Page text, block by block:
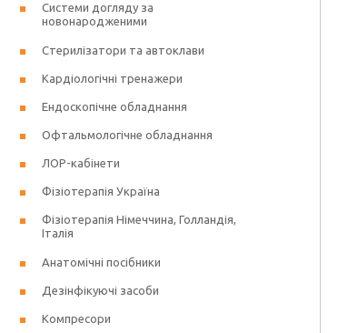
Системи догляду за
новонародженими
Стерилізатори та автоклави
Кардіологічні тренажери
Ендоскопічне обладнання
Офтальмологічне обладнання
ЛОР-кабінети
Фізіотерапія Україна
Фізіотерапія Німеччина, Голландія,
Італія
Анатомічні посібники
Дезінфікуючі засоби
Компресори